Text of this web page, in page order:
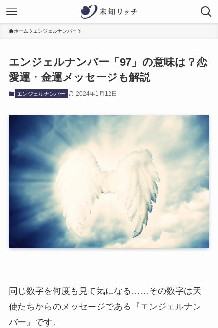
ホーム エンジェルナンバー
エンジェルナンバー「97」の意味は？恋
愛運・金運メッセージも解説
エンジェルナンバー 2024年1月12日
同じ数字を何度も見て気になる……その数字は天
使たちからのメッセージである『エンジェルナン
バー』です。